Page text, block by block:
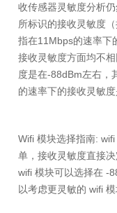
收传感器灵敏度分析
所标识的接收灵敏度
指在11Mbps的速率下
接收灵敏度方面均不
度是在-88dBm左右，
的速率下的接收灵敏度
Wifi 模块选择指南:
单，接收灵敏度直接
wifi 模块可以选择在 -
以考虑更灵敏的 wifi 模